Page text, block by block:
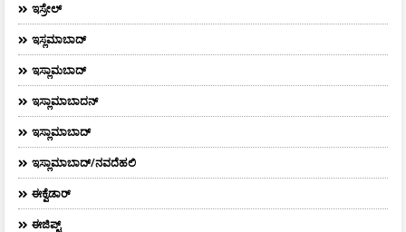
ಇಸ್ರೇಲ್
ಇಸ್ಲಮಾಬಾದ್
ಇಸ್ಲಾಮಬಾದ್
ಇಸ್ಲಾಮಾಬಾದನ್
ಇಸ್ಲಾಮಾಬಾದ್
ಇಸ್ಲಾಮಾಬಾದ್/ನವದೆಹಲಿ
ಈಕ್ವೆಡಾರ್‌
ಈಜಿಪ್ಟ್